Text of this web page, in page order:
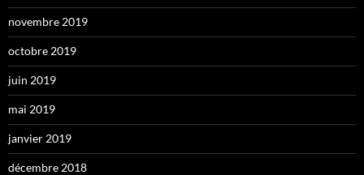
novembre 2019
octobre 2019
juin 2019
mai 2019
janvier 2019
décembre 2018